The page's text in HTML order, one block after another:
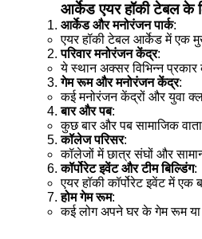
आर्केड एयर हॉकी टेबल के
आर्केड और मनोरंजन पार्क:
एयर हॉकी टेबल आर्केड में एक
परिवार मनोरंजन केंद्र:
ये स्थान अक्सर विभिन्न
गेम रूम और मनोरंजन केंद्र:
कई मनोरंजन केंद्रों और युवा
बार और पब:
कुछ बार और पब सामाजिक
कॉलेज परिसर:
कॉलेजों में छात्र संघों और
कॉर्पोरेट इवेंट और टीम बिल्डिंग:
एयर हॉकी कॉर्पोरेट इवेंट में एक
होम गेम रूम:
कई लोग अपने घर के गेम रूम या